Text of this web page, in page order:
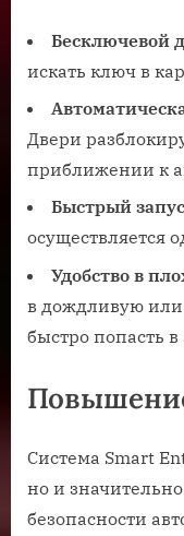
Бесключевой
искать ключ в
Двери
приближении к
Быстрый
осуществляется
Удобство в
в дождливую
быстро попасть в
Система Smart
но и
безопасности